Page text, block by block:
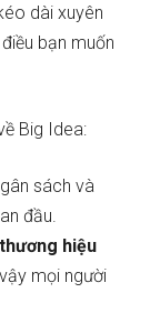
dài xuyên
bạn muốn
Big Idea:
sách và
đầu.
hiệu
mọi người